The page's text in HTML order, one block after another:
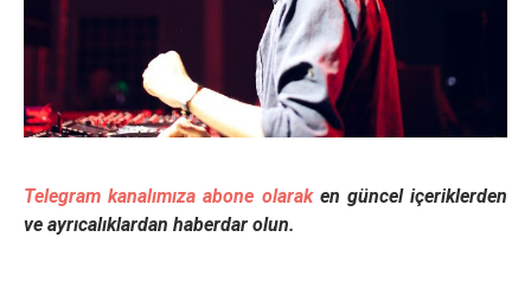
Telegram kanalımıza abone olaraken güncel içeriklerden
ve ayrıcalıklardan haberdar olun.